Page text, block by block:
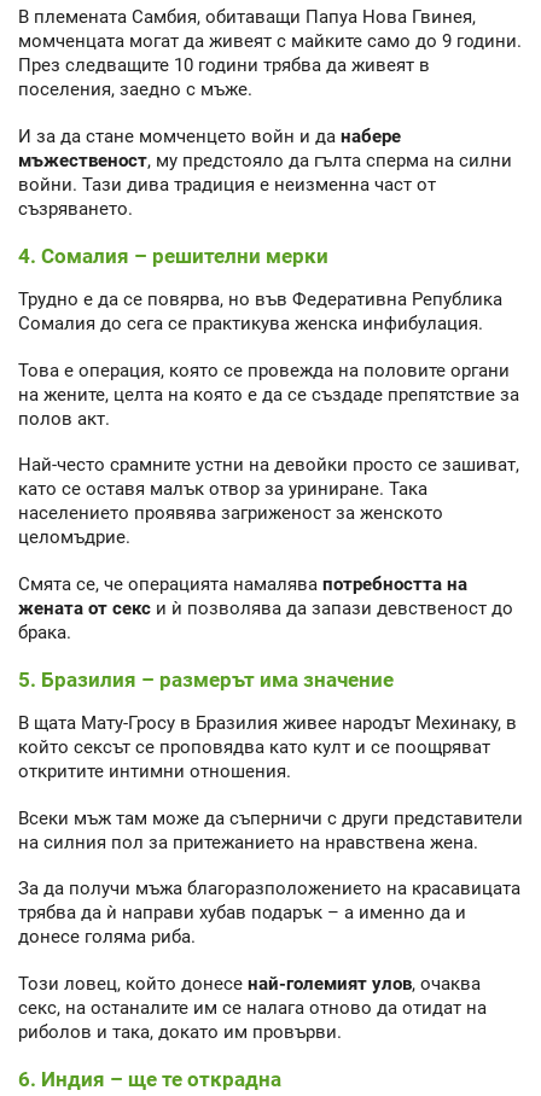
В племената Самбия, обитаващи Папуа Нова Гвинея,
момченцата могат да живеят с майките само до 9 години.
През следващите 10 години трябва да живеят в
поселения, заедно с мъже.
И за да стане момченцето войн и да набере
мъжественост, му предстояло да гълта сперма на силни
войни. Тази дива традиция е неизменна част от
съзряването.
4. Сомалия – решителни мерки
Трудно е да се повярва, но във Федеративна Република
Сомалия до сега се практикува женска инфибулация.
Това е операция, която се провежда на половите органи
на жените, целта на която е да се създаде препятствие за
полов акт.
Най-често срамните устни на девойки просто се зашиват,
като се оставя малък отвор за уриниране. Така
населението проявява загриженост за женското
целомъдрие.
Смята се, че операцията намалява потребността на
жената от секс и ѝ позволява да запази девственост до
брака.
5. Бразилия – размерът има значение
В щата Мату-Гросу в Бразилия живее народът Мехинаку, в
който сексът се проповядва като култ и се поощряват
откритите интимни отношения.
Всеки мъж там може да съперничи с други представители
на силния пол за притежанието на нравствена жена.
За да получи мъжа благоразположението на красавицата
трябва да ѝ направи хубав подарък – а именно да и
донесе голяма риба.
Този ловец, който донесе най-големият улов, очаква
секс, на останалите им се налага отново да отидат на
риболов и така, докато им провърви.
6. Индия – ще те открадна